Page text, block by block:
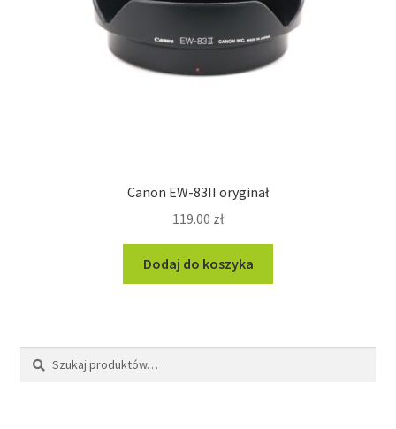
Canon EW-83II oryginał
119.00 zł
Dodaj do koszyka
Szukaj:
Szukaj